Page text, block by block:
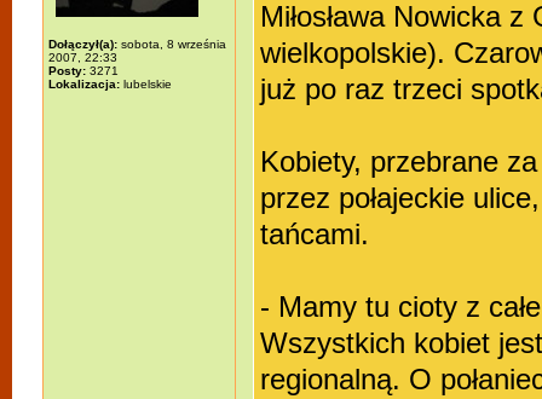
Dołączył(a): sobota, 8 września
2007, 22:33
Posty: 3271
Lokalizacja: lubelskie
Miłosława Nowicka
wielkopolskie).
już po raz trzeci
Kobiety, przebrane
przez połajeckie
tańcami.
- Mamy tu cioty z
Wszystkich kobiet
regionalną. O